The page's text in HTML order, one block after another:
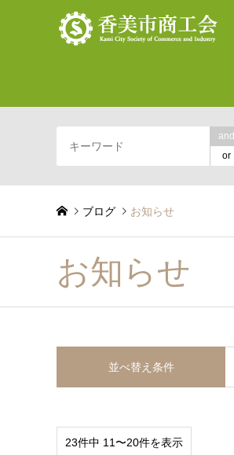
and
or
ブログ お知らせ
お知らせ
並べ替え条件
23件中 11〜20件を表示